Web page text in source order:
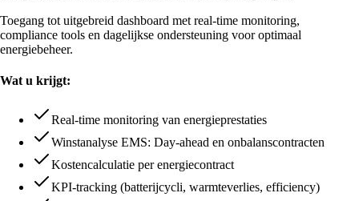
Toegang tot uitgebreid dashboard met real-time monitoring,
compliance tools en dagelijkse ondersteuning voor optimaal
energiebeheer.
Wat u krijgt:
Real-time monitoring van energieprestaties
Winstanalyse EMS: Day-ahead en onbalanscontracten
Kostencalculatie per energiecontract
KPI-tracking (batterijcycli, warmteverlies, efficiency)